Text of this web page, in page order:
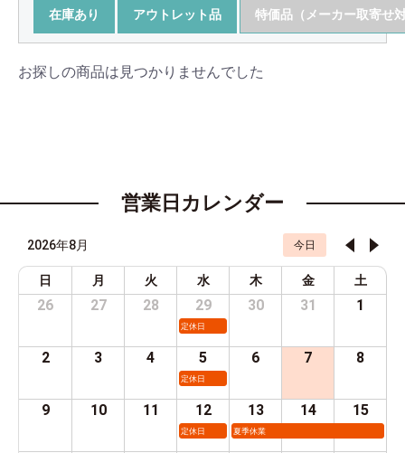
在庫あり アウトレット品 特価品（メーカー取寄せ
お探しの商品は見つかりませんでした
営業日カレンダー
2026年8月 今日
日 月 火 水 木 金 土
26 27 28 29
定休日
30 31 1
2 3 4 5
定休日
6 7 8
9 10 11 12
定休日
13
夏季休業
14 15